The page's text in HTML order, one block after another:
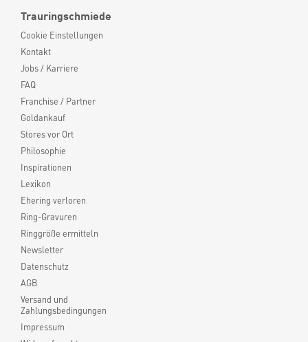
Trauringschmiede
Cookie Einstellungen
Kontakt
Jobs / Karriere
FAQ
Franchise / Partner
Goldankauf
Stores vor Ort
Philosophie
Inspirationen
Lexikon
Ehering verloren
Ring-Gravuren
Ringgröße ermitteln
Newsletter
Datenschutz
AGB
Versand und
Zahlungsbedingungen
Impressum